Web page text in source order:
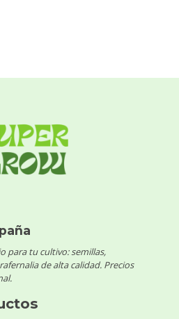
para tu cultivo: semillas,
de alta calidad. Precios